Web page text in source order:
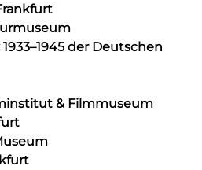
der Deutschen
& Filmmuseum